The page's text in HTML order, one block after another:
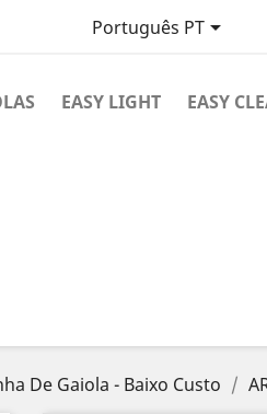
Português PT
EASY LIGHT EASY
De Gaiola - Baixo Custo